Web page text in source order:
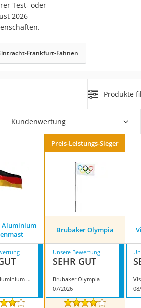
Test- oder
2026
Frankfurt-Fahnen
Produkte
Kundenwertung
Preis-Leistungs-Sieger
Aluminium
Brubaker Olympia
Normani Aluminium Fahnenmast
Unsere Bewertung
SEHR GUT
Brubaker Olympia
07/2026